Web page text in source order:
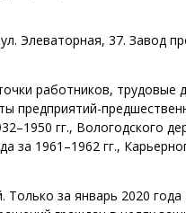
Элеваторная, 37. Завод
работников, трудовые
предприятий-
гг., Вологодского
за 1961–1962 гг.,
Только за январь 2020